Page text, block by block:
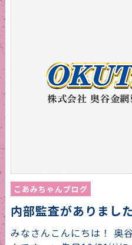
こあみちゃんブログ
内部監査がありまし
みなさんこんにちは！ 奥